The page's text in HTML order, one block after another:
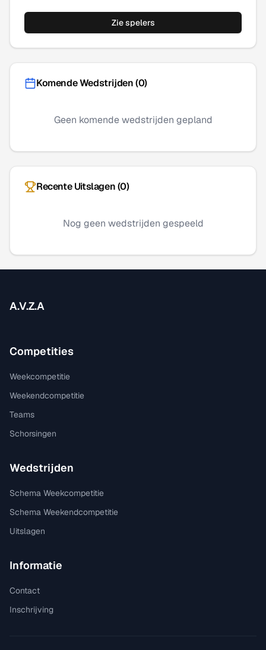
Zie spelers
Komende Wedstrijden (0)
Geen komende wedstrijden gepland
Recente Uitslagen (0)
Nog geen wedstrijden gespeeld
A.V.Z.A
Competities
Weekcompetitie
Weekendcompetitie
Teams
Schorsingen
Wedstrijden
Schema Weekcompetitie
Schema Weekendcompetitie
Uitslagen
Informatie
Contact
Inschrijving